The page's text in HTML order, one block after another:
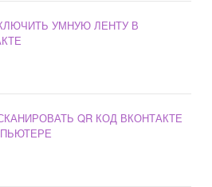
УМНУЮ ЛЕНТУ В
QR КОД ВКОНТАКТЕ